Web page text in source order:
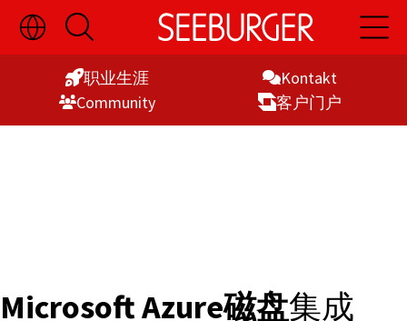
Skip
to
切
换
语
显
开
启
搜
索
开
启
主
Kontakt
职业生涯
客户门户
Commu­nity
Microsoft Azure磁盘集成